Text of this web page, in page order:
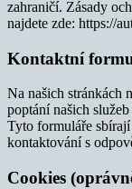
zahraničí. Zásady
najdete zde: https://
Kontaktní
Na našich stránkách
poptání našich
Tyto formuláře sbírají
kontaktování s
Cookies